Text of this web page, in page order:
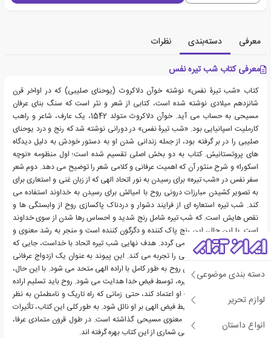
دسته بندی موضوعی
لوازم تحریر
انواع داستان
معرفی دسته‌بندی
نظرات
معرفی کتاب شب تیره نفس
کتاب «شب تیرۀ نفس» نوشته خوآن دلاکروث (یوحنای صلیبی) که در اواخر قرن
شانزدهم میلادی نوشته شده است، کتابی از شعر و نثر است که سنگ بنای عرفان
مسیحی به حساب می آید. خوآن دلاکروث متولد 1542، یک عارف، شاعر و راهب
کارملیت اسپانیایی بود. «شب تیرۀ نفس» در دورانی نوشته شد که رنج و درد یوحنای
صلیبی را در بر گرفته بود، از جمله زندانی شدن او به دستور خودش به دلیل دیدگاه
های پروتستانیش. کتاب به دو بخش اصلی تقسیم شده است؛ اول منظومه «نوچه
اسکورا» و شرح منثور آن که اهمیت عرفانی و کلامی شعر را توضیح می دهد. دوم شعر
سفر نفس در «شب تیره» برای رسیدن به نور اتحاد الهی که از زبان غنی و استعاری برای
به تصویر کشیدن مبارزات درونی روح با امیالش برای رسیدن به خداوند استفاده می
کند. شب تیره استعاره ای از فرایند دشوار و دردناک پاکسازی روح از وابستگی ها و
نقص هایش است. که شب تیره شامل رنج شدید و احساس رها شدن از سوی خداوند
است. با این حال، این رنج پاک کننده و دگرگون کننده است و منجر به رشد معنوی و
نزدیکی بیشتر با خداوند می گردد. هدف نهایی شب تیره اتحاد با خداست، جایی که
روح آرامش و شادی عمیقی را تجربه می کند. این پیوند به عنوان یک ازدواج عرفانی
توصیف می شود که در آن روح به طور کامل با اراده الهی متحد می شود. با این حال،
این سفر معنوی در شب تیره، توسط فیض خدا هدایت می شود. روح باید تسلیم اراده
خداوند شود و به هدایت او اعتماد کند، حتی زمانی که راه تاریک و نامطمئن به نظر
می رسد، بلکه در این شرایط فیض الهی بر او نائل شود. به طور کلی این کتاب، تأثیرات
عمیقی بر عرفان و ادبیات معنوی مسیحی گذاشته است. در طول قرون متمادی عرفا،
متکلمان و سالکان معنوی بی شماری از این کتاب بهره گرفته اند.